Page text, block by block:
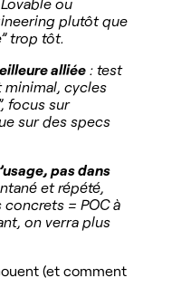
plutôt que
trop tôt.
alliée : test
minimal, cycles
focus sur
sur des specs
pas dans
et répété,
= POC à
on verra plus
(et comment